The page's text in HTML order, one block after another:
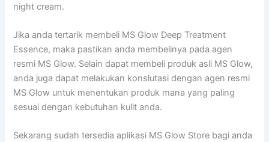
night cream.
Jika anda tertarik membeli MS Glow Deep Treatment
Essence, maka pastikan anda membelinya pada agen
resmi MS Glow. Selain dapat membeli produk asli MS Glow,
anda juga dapat melakukan konslutasi dengan agen resmi
MS Glow untuk menentukan produk mana yang paling
sesuai dengan kebutuhan kulit anda.
Sekarang sudah tersedia aplikasi MS Glow Store bagi anda